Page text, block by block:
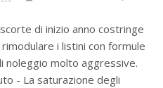
di inizio anno costringe
i listini con formule
noleggio molto aggressive.
- La saturazione degli